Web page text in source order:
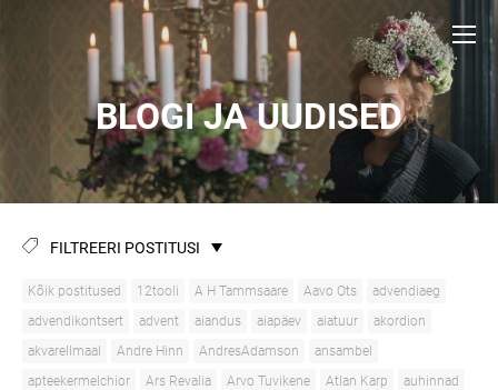
BLOGI JA UUDISED
FILTREERI POSTITUSI
Kõik postitused 12tooli A H Tammsaare Aavo Ots
advendiaeg
advendikontsert
advent aiandus aiapäev aiatuur
akordion
akvarellmaal
Andre Hinn AndresAdamson
ansambel
apteekermelchior
Ars Revalia Arvo Tuvikene Atlan Karp
auhinnad